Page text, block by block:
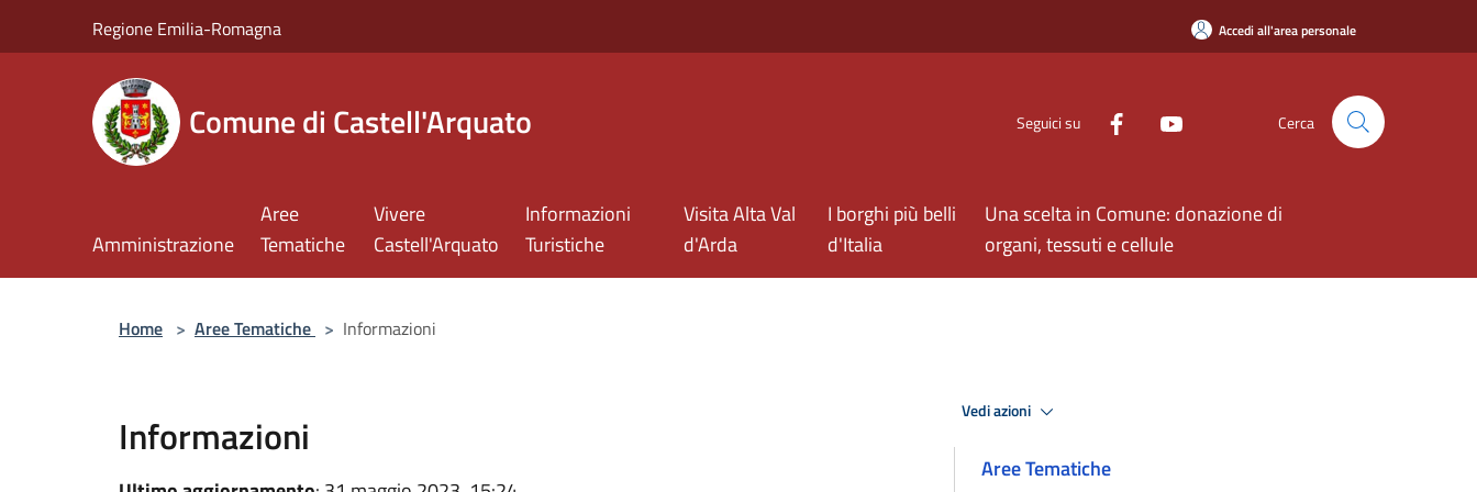
Regione Emilia-Romagna Accedi all'area personale
Comune di Castell'Arquato Seguici su Cerca
Amministrazione
Aree
Tematiche
Vivere
Castell'Arquato
Informazioni
Turistiche
Visita Alta Val
d'Arda
I borghi più belli
d'Italia
Una scelta in Comune: donazione di
organi, tessuti e cellule
Home > Aree Tematiche > Informazioni
Informazioni Vedi azioni
Aree Tematiche